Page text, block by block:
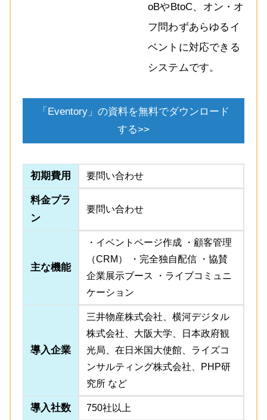
oBやBtoC、オン・オ
フ問わずあらゆるイ
ベントに対応できる
システムです。
「Eventory」の資料を無料でダウンロード
する>>
初期費用 要問い合わせ
料金プラ
ン
要問い合わせ
主な機能
・イベントページ作成 ・顧客管理
（CRM） ・完全独自配信 ・協賛
企業展示ブース ・ライブコミュニ
ケーション
導入企業
三井物産株式会社、横河デジタル
株式会社、大阪大学、日本政府観
光局、在日米国大使館、ライズコ
ンサルティング株式会社、PHP研
究所 など
導入社数 750社以上